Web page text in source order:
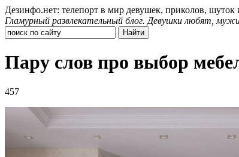
Дезинфо.нет: телепорт в мир девушек, приколов,
Гламурный развлекательный блог. Девушки любят,
Пару слов про выбор
457